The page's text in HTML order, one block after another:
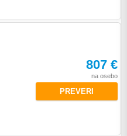
807 €
na osebo
PREVERI